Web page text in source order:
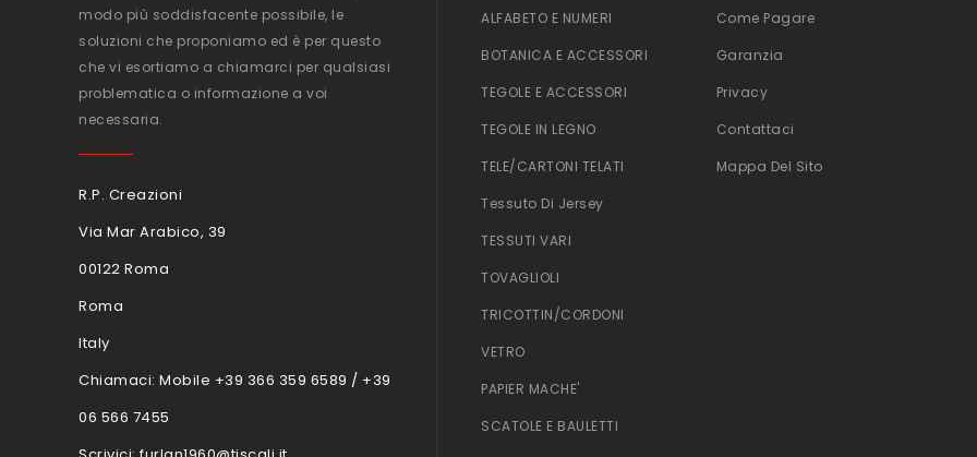
modo più soddisfacente possibile, le
soluzioni che proponiamo ed è per questo
che vi esortiamo a chiamarci per qualsiasi
problematica o informazione a voi
necessaria.
R.P. Creazioni
Via Mar Arabico, 39
00122 Roma
Roma
Italy
Chiamaci: Mobile +39 366 359 6589 / +39
06 566 7455
ALFABETO E NUMERI
BOTANICA E ACCESSORI
TEGOLE E ACCESSORI
TEGOLE IN LEGNO
TELE/CARTONI TELATI
Tessuto Di Jersey
TESSUTI VARI
TOVAGLIOLI
TRICOTTIN/CORDONI
VETRO
PAPIER MACHE'
SCATOLE E BAULETTI
Come Pagare
Garanzia
Privacy
Contattaci
Mappa Del Sito